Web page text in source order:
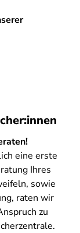
eine erste
Ihres
sowie
raten wir
zu